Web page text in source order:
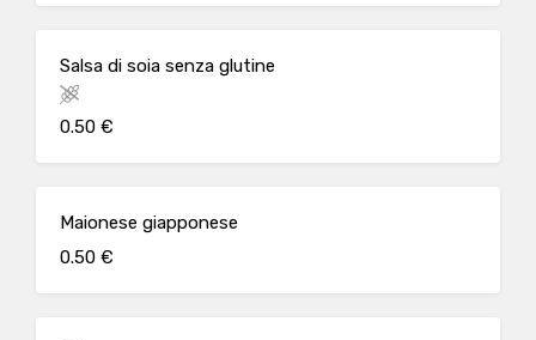
Salsa di soia senza glutine
0.50 €
Maionese giapponese
0.50 €